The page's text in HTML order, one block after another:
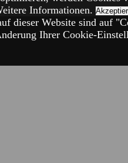
Informationen.
dieser Website sind auf
Ihrer Cookie-